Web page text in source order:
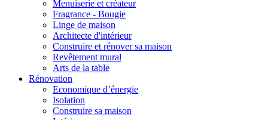
Menuiserie et créateur
Fragrance - Bougie
Linge de maison
Architecte d'intérieur
Construire et rénover sa maison
Revêtement mural
Arts de la table
Rénovation
Economique d’énergie
Isolation
Construire sa maison